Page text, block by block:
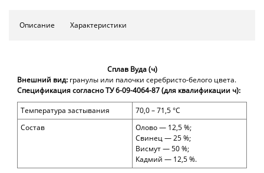
Описание Характеристики
Сплав Вуда (ч)
Внешний вид: гранулы или палочки серебристо-белого цвета.
Спецификация согласно ТУ6-09-4064-87 (для квалификации ч):
Температура застывания
70,0 – 71,5 °С
Состав
Олово — 12,5 %;
Свинец — 25 %;
Висмут — 50 %;
Кадмий — 12,5 %.